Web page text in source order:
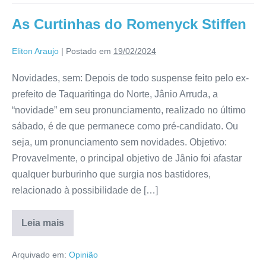
As Curtinhas do Romenyck Stiffen
Eliton Araujo | Postado em 19/02/2024
Novidades, sem: Depois de todo suspense feito pelo ex-
prefeito de Taquaritinga do Norte, Jânio Arruda, a
“novidade” em seu pronunciamento, realizado no último
sábado, é de que permanece como pré-candidato. Ou
seja, um pronunciamento sem novidades. Objetivo:
Provavelmente, o principal objetivo de Jânio foi afastar
qualquer burburinho que surgia nos bastidores,
relacionado à possibilidade de […]
Leia mais
Arquivado em: Opinião